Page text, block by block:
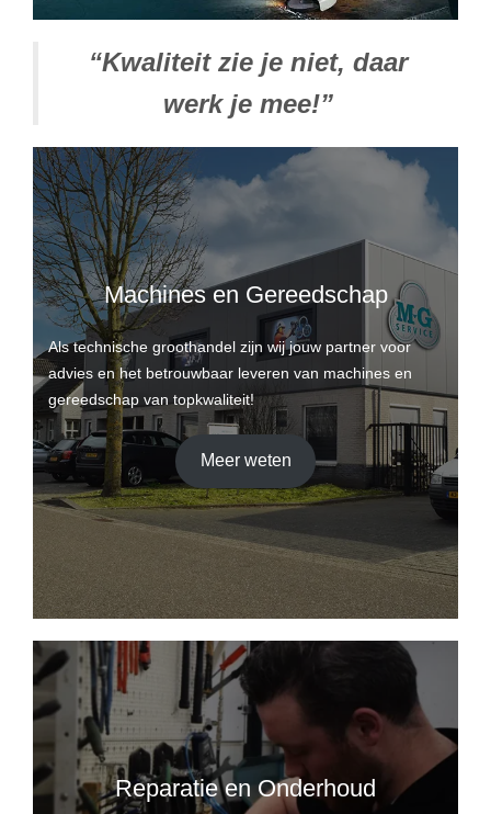
“Kwaliteit zie je niet, daar
werk je mee!”
Machines en Gereedschap
Als technische groothandel zijn wij jouw partner voor
advies en het betrouwbaar leveren van machines en
gereedschap van topkwaliteit!
Meer weten
Reparatie en Onderhoud